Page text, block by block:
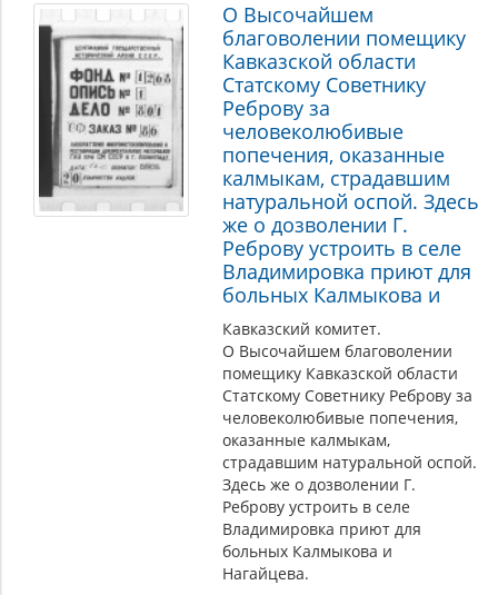
О Высочайшем
благоволении помещику
Кавказской области
Статскому Советнику
Реброву за
человеколюбивые
попечения, оказанные
калмыкам, страдавшим
натуральной оспой. Здесь
же о дозволении Г.
Реброву устроить в селе
Владимировка приют для
больных Калмыкова и
Кавказский комитет.
О Высочайшем благоволении
помещику Кавказской области
Статскому Советнику Реброву за
человеколюбивые попечения,
оказанные калмыкам,
страдавшим натуральной оспой.
Здесь же о дозволении Г.
Реброву устроить в селе
Владимировка приют для
больных Калмыкова и
Нагайцева.